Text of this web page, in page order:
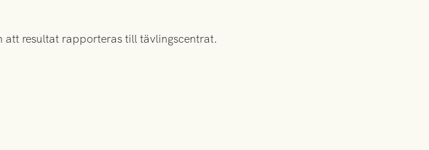
resultat rapporteras till tävlingscentrat.